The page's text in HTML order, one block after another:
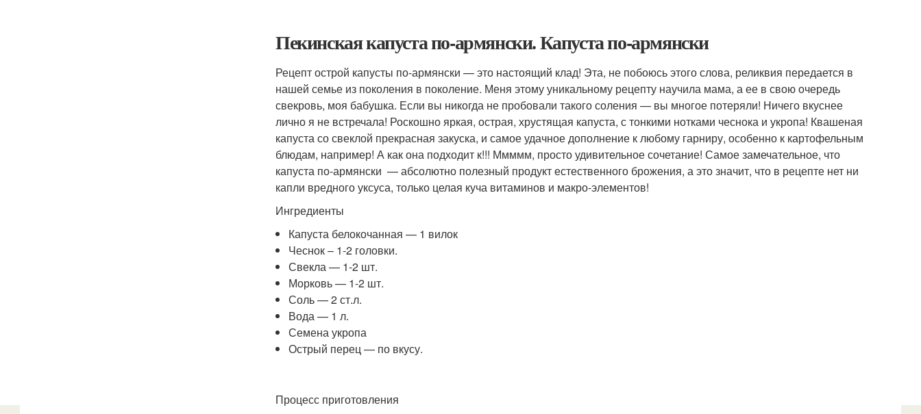
Пекинская капуста по-армянски. Капуста по-армянски
Рецепт острой капусты по-армянски — это настоящий клад! Эта, не побоюсь этого слова, реликвия передается в
нашей семье из поколения в поколение. Меня этому уникальному рецепту научила мама, а ее в свою очередь
свекровь, моя бабушка. Если вы никогда не пробовали такого соления — вы многое потеряли! Ничего вкуснее
лично я не встречала! Роскошно яркая, острая, хрустящая капуста, с тонкими нотками чеснока и укропа! Квашеная
капуста со свеклой прекрасная закуска, и самое удачное дополнение к любому гарниру, особенно к картофельным
блюдам, например! А как она подходит к!!! Ммммм, просто удивительное сочетание! Самое замечательное, что
капуста по-армянски — абсолютно полезный продукт естественного брожения, а это значит, что в рецепте нет ни
капли вредного уксуса, только целая куча витаминов и макро-элементов!
Ингредиенты
Капуста белокочанная — 1 вилок
Чеснок – 1-2 головки.
Свекла — 1-2 шт.
Морковь — 1-2 шт.
Соль — 2 ст.л.
Вода — 1 л.
Семена укропа
Острый перец — по вкусу.
Процесс приготовления